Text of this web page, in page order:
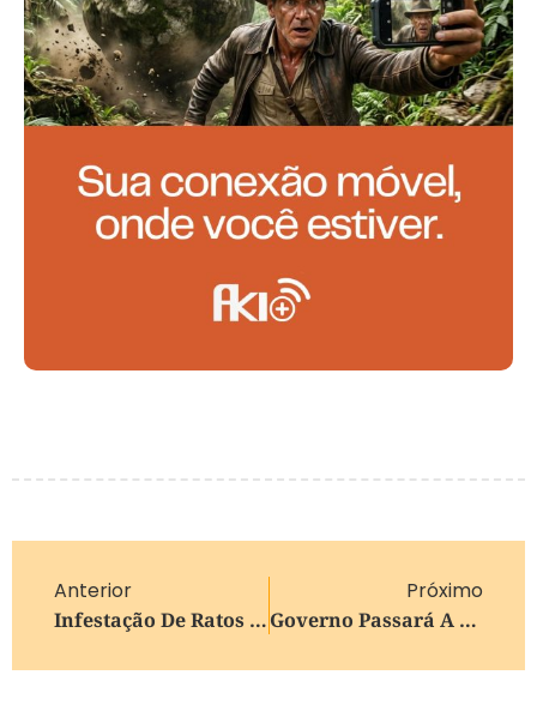
Anterior
Infestação De Ratos Assusta Moradores De Cidade Da Serra Gaúcha; Animais Chegaram A Danificar Calçada
Próximo
Governo Passará A Fiscalizar Fretes Em Todo O País De Forma Eletrônica